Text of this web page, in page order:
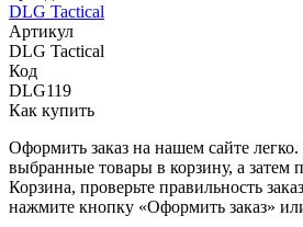
DLG Tactical
Артикул
DLG Tactical
Код
DLG119
Как купить
Оформить заказ на нашем сайте легко.
выбранные товары в корзину, а затем
Корзина, проверьте правильность
нажмите кнопку «Оформить заказ»